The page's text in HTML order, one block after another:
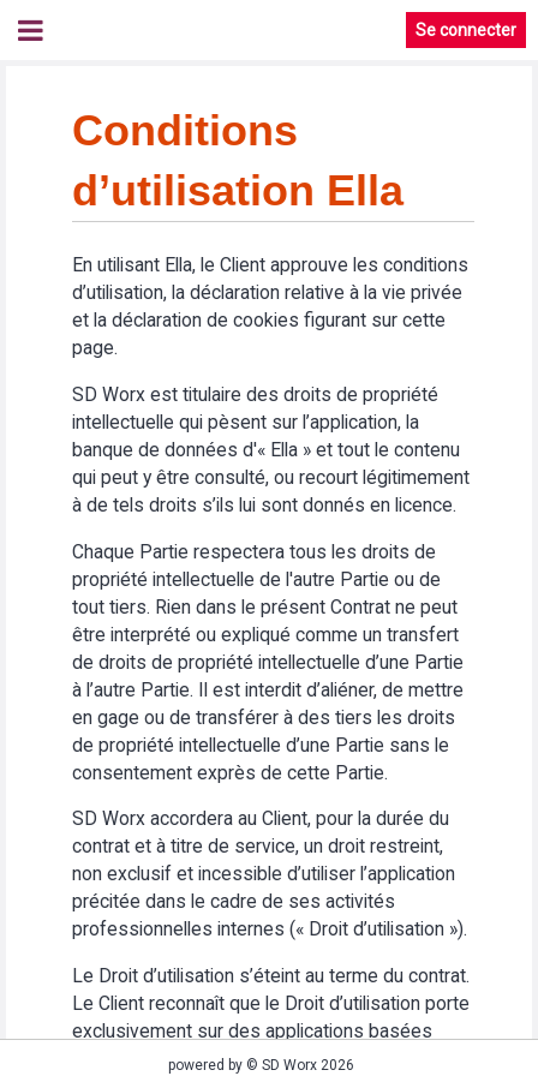
Se connecter
Conditions
d’utilisation Ella
En utilisant Ella, le Client approuve les conditions
d’utilisation, la déclaration relative à la vie privée
et la déclaration de cookies figurant sur cette
page.
SD Worx est titulaire des droits de propriété
intellectuelle qui pèsent sur l’application, la
banque de données d'« Ella » et tout le contenu
qui peut y être consulté, ou recourt légitimement
à de tels droits s’ils lui sont donnés en licence.
Chaque Partie respectera tous les droits de
propriété intellectuelle de l'autre Partie ou de
tout tiers. Rien dans le présent Contrat ne peut
être interprété ou expliqué comme un transfert
de droits de propriété intellectuelle d’une Partie
à l’autre Partie. Il est interdit d’aliéner, de mettre
en gage ou de transférer à des tiers les droits
de propriété intellectuelle d’une Partie sans le
consentement exprès de cette Partie.
SD Worx accordera au Client, pour la durée du
contrat et à titre de service, un droit restreint,
non exclusif et incessible d’utiliser l’application
précitée dans le cadre de ses activités
professionnelles internes (« Droit d’utilisation »).
Le Droit d’utilisation s’éteint au terme du contrat.
Le Client reconnaît que le Droit d’utilisation porte
exclusivement sur des applications basées
Web. Le Client s’abstiendra (i) d’utiliser
powered by © SD Worx 2026